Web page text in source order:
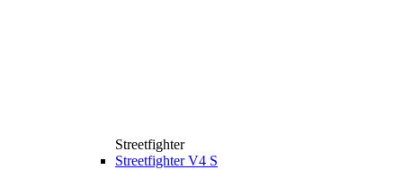
Streetfighter
Streetfighter V4 S